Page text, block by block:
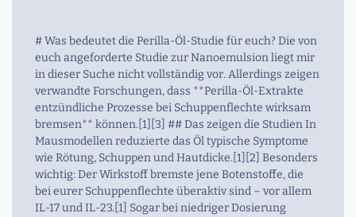
# Was bedeutet die Perilla-Öl-Studie für euch? Die von
euch angeforderte Studie zur Nanoemulsion liegt mir
in dieser Suche nicht vollständig vor. Allerdings zeigen
verwandte Forschungen, dass **Perilla-Öl-Extrakte
entzündliche Prozesse bei Schuppenflechte wirksam
bremsen** können.[1][3] ## Das zeigen die Studien In
Mausmodellen reduzierte das Öl typische Symptome
wie Rötung, Schuppen und Hautdicke.[1][2] Besonders
wichtig: Der Wirkstoff bremste jene Botenstoffe, die
bei eurer Schuppenflechte überaktiv sind – vor allem
IL-17 und IL-23.[1] Sogar bei niedriger Dosierung